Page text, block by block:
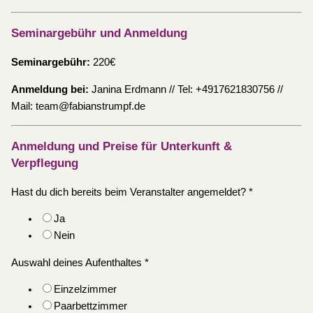
Seminargebühr und Anmeldung
Seminargebühr: 220€
Anmeldung bei: Janina Erdmann // Tel: +4917621830756 //
Mail: team@fabianstrumpf.de
Anmeldung und Preise für Unterkunft &
Verpflegung
Hast du dich bereits beim Veranstalter angemeldet? *
Ja
Nein
Auswahl deines Aufenthaltes *
Einzelzimmer
Paarbettzimmer